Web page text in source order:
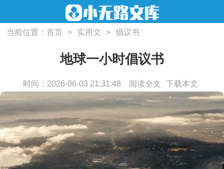
当前位置：首页 > 实用文 > 倡议书
地球一小时倡议书
时间：2026-06-03 21:31:48 阅读全文 下载本文